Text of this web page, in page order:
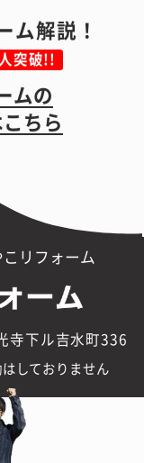
ム解説！
突破!!
ムの
ちら
リフォーム
寺下ル吉水町336
しておりません